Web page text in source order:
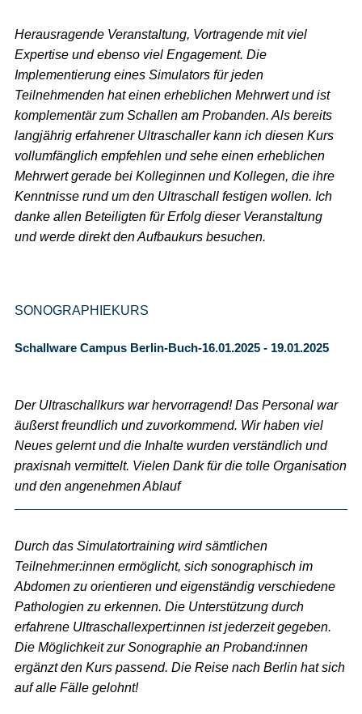
Herausragende Veranstaltung, Vortragende mit viel
Expertise und ebenso viel Engagement. Die
Implementierung eines Simulators für jeden
Teilnehmenden hat einen erheblichen Mehrwert und ist
komplementär zum Schallen am Probanden. Als bereits
langjährig erfahrener Ultraschaller kann ich diesen Kurs
vollumfänglich empfehlen und sehe einen erheblichen
Mehrwert gerade bei Kolleginnen und Kollegen, die ihre
Kenntnisse rund um den Ultraschall festigen wollen. Ich
danke allen Beteiligten für Erfolg dieser Veranstaltung
und werde direkt den Aufbaukurs besuchen.
SONOGRAPHIEKURS
Schallware Campus Berlin-Buch-16.01.2025 - 19.01.2025
Der Ultraschallkurs war hervorragend! Das Personal war
äußerst freundlich und zuvorkommend. Wir haben viel
Neues gelernt und die Inhalte wurden verständlich und
praxisnah vermittelt. Vielen Dank für die tolle Organisation
und den angenehmen Ablauf
Durch das Simulatortraining wird sämtlichen
Teilnehmer:innen ermöglicht, sich sonographisch im
Abdomen zu orientieren und eigenständig verschiedene
Pathologien zu erkennen. Die Unterstützung durch
erfahrene Ultraschallexpert:innen ist jederzeit gegeben.
Die Möglichkeit zur Sonographie an Proband:innen
ergänzt den Kurs passend. Die Reise nach Berlin hat sich
auf alle Fälle gelohnt!